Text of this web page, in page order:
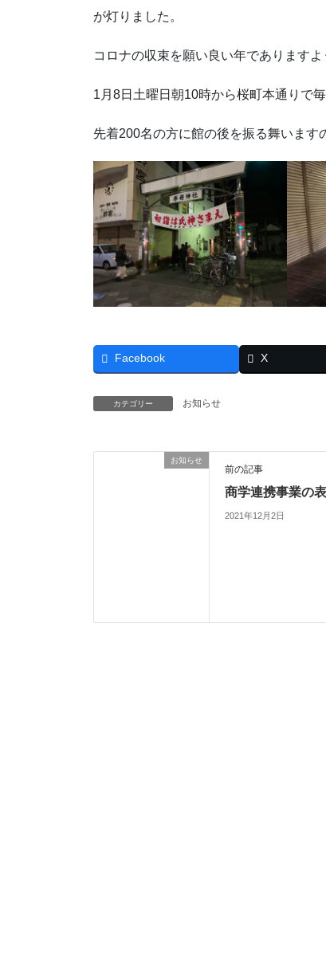
が灯りました。
コロナの収束を願い良い年でありますよ
1月8日土曜日朝10時から桜町本通りで
先着200名の方に館の後を振る舞います
Facebook X
カテゴリー お知らせ
お知らせ
前の記事
商学連携事業の
2021年12月2日